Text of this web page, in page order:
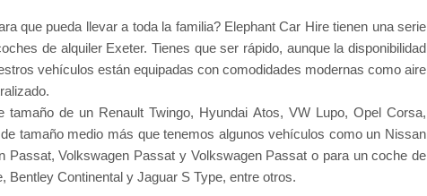
que pueda llevar a toda la familia? Elephant Car Hire tienen una serie
de alquiler Exeter. Tienes que ser rápido, aunque la disponibilidad
vehículos están equipadas con comodidades modernas como aire
de un Renault Twingo, Hyundai Atos, VW Lupo, Opel Corsa,
tamaño medio más que tenemos algunos vehículos como un Nissan
Passat, Volkswagen Passat y Volkswagen Passat o para un coche de
Bentley Continental y Jaguar S Type, entre otros.